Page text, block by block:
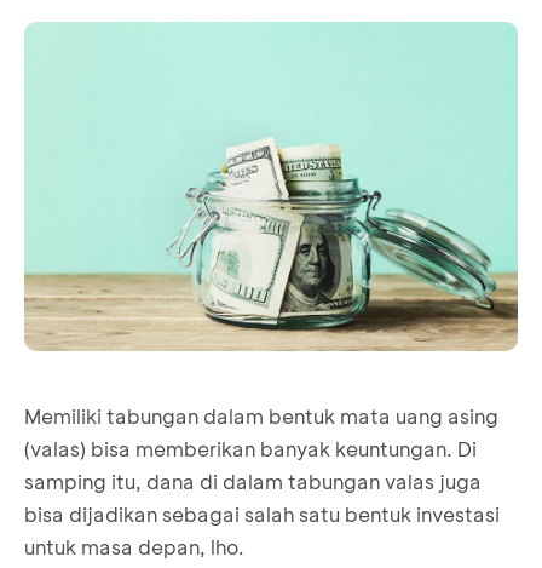
Memiliki tabungan dalam bentuk mata uang asing
(valas) bisa memberikan banyak keuntungan. Di
samping itu, dana di dalam tabungan valas juga
bisa dijadikan sebagai salah satu bentuk investasi
untuk masa depan, lho.